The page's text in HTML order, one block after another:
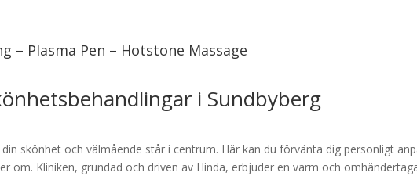
– Plasma Pen – Hotstone Massage
i Sundbyberg
din skönhet och välmående står i centrum. Här kan du förvänta dig personligt
om. Kliniken, grundad och driven av Hinda, erbjuder en varm och